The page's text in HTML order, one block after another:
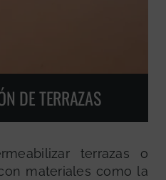
DE TERRAZAS
terrazas o
materiales como la